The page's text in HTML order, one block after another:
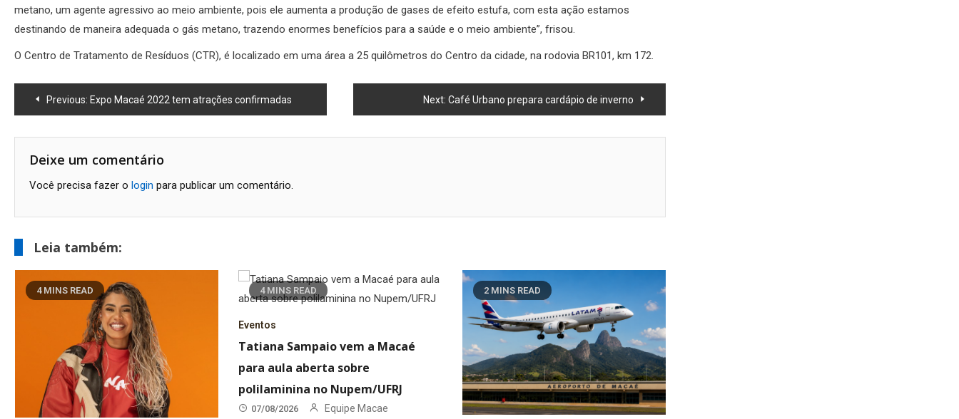
metano, um agente agressivo ao meio ambiente, pois ele aumenta a produção de gases de efeito estufa, com esta ação estamos
destinando de maneira adequada o gás metano, trazendo enormes benefícios para a saúde e o meio ambiente”, frisou.
O Centro de Tratamento de Resíduos (CTR), é localizado em uma área a 25 quilômetros do Centro da cidade, na rodovia BR101, km 172.
Navegação
de
Post
Previous: Expo Macaé 2022 tem atrações confirmadas Next: Café Urbano prepara cardápio de inverno
Deixe um comentário
Você precisa fazer o login para publicar um comentário.
Leia também:
4 MINS READ 4 MINS READ
Eventos
Tatiana Sampaio vem a Macaé
para aula aberta sobre
polilaminina no Nupem/UFRJ
07/08/2026 Equipe Macae
2 MINS READ